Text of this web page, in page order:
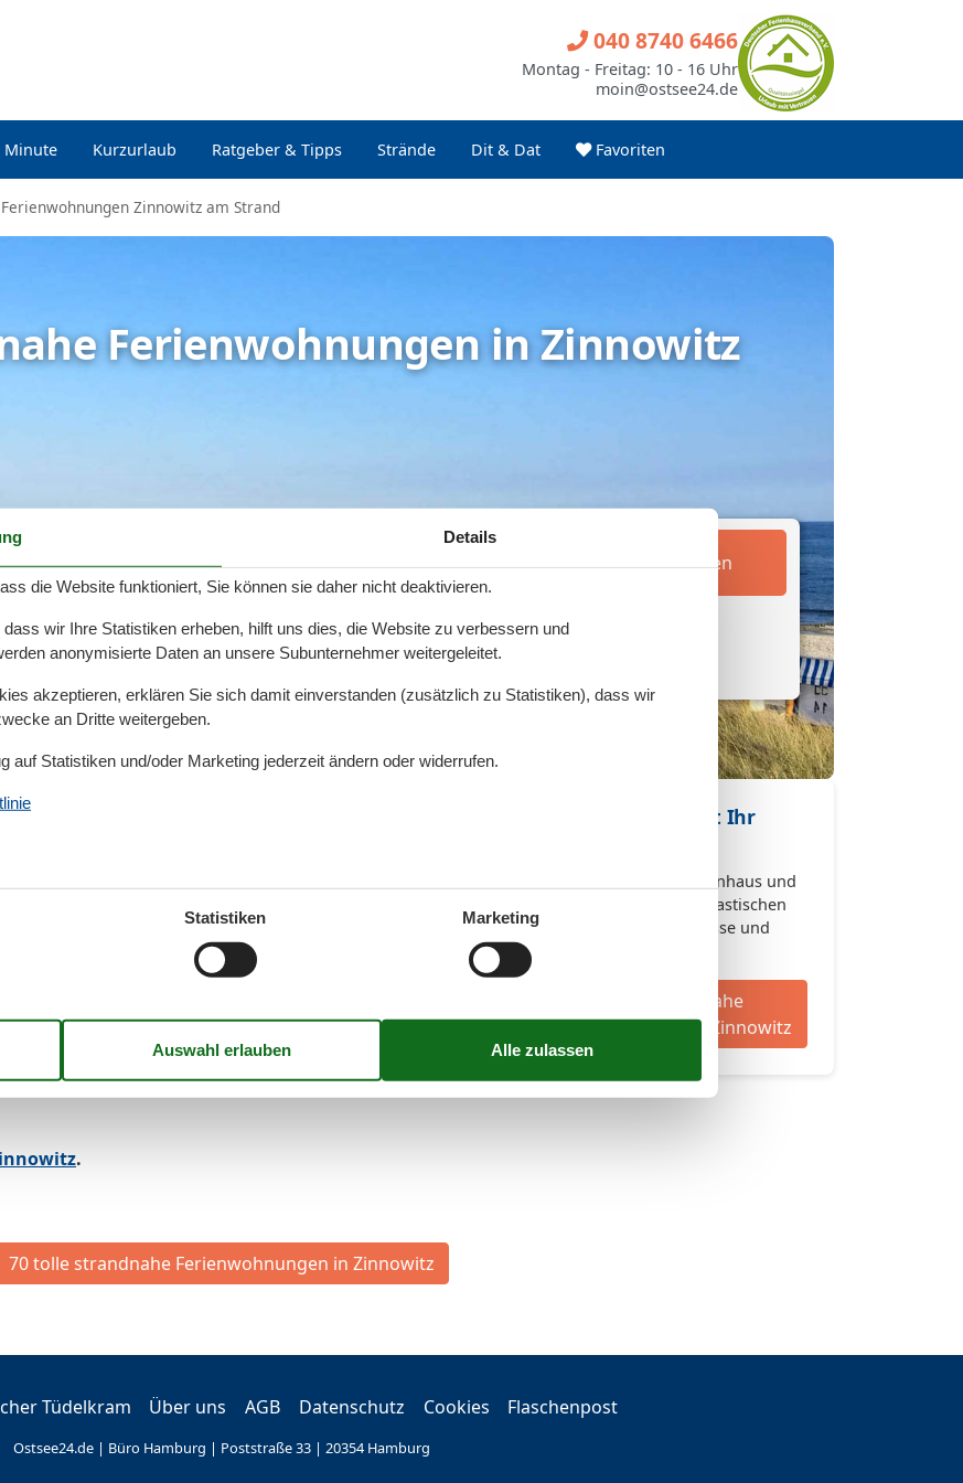
Minute Kurzurlaub Ratgeber & Tipps Strände Dit & Dat Favoriten
040 8740 6466
Montag - Freitag: 10 - 16 Uhr
moin@ostsee24.de
Ferienwohnungen Zinnowitz am Strand
Ferienwohnungen in Zinnowitz
Reisezeitraum Unterkünfte finden
am Strand
Buchen Sie jetzt Ihr
Buchen Sie jetzt Ihr Ferienhaus und
genießen Sie einen fantastischen
Urlaub voller Erlebnisse und
70 tolle strandnahe
Ferienwohnungen in Zinnowitz
.
70 tolle strandnahe Ferienwohnungen in Zinnowitz
Ostsee
Tüdelkram Über uns AGB Datenschutz Cookies Flaschenpost
Ostsee24.de | Büro Hamburg | Poststraße 33 | 20354 Hamburg
Details
die Website funktioniert, Sie können sie daher nicht deaktivieren.
wir Ihre Statistiken erheben, hilft uns dies, die Website zu verbessern und
anonymisierte Daten an unsere Subunternehmer weitergeleitet.
akzeptieren, erklären Sie sich damit einverstanden (zusätzlich zu Statistiken), dass wir
an Dritte weitergeben.
auf Statistiken und/oder Marketing jederzeit ändern oder widerrufen.
Statistiken Marketing